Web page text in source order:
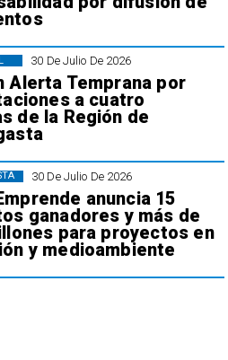
30 De Julio De 2026
Alerta Temprana por
a cuatro
de la Región de
30 De Julio De 2026
anuncia 15
ganadores y más de
para proyectos en
y medioambiente